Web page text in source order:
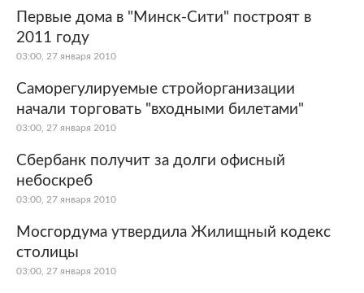
Первые дома в "Минск-Сити" построят в
2011 году
03:00, 27 января 2010
Саморегулируемые стройорганизации
начали торговать "входными билетами"
03:00, 27 января 2010
Сбербанк получит за долги офисный
небоскреб
03:00, 27 января 2010
Мосгордума утвердила Жилищный кодекс
столицы
03:00, 27 января 2010